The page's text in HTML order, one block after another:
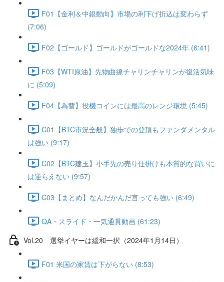
F01【金利＆中銀動向】市場の利下げ折込は変わらず
(7:06)
F02【ゴールド】ゴールドがゴールドな2024年 (6:41)
F03【WTI原油】先物曲線チャリンチャリンが復活気味
に (5:09)
F04【為替】投機コインには最高のレンジ環境 (5:45)
C01【BTC市況全般】独歩での登頂もファンダメンタル
は強い (9:17)
C02【BTC建玉】小手先の売り仕掛けも本質的な買いに
は逆らえない (9:57)
C03【まとめ】なんだかんだ言っても強い (6:49)
QA・スライド・一気通貫動画 (61:23)
Vol.20 選挙イヤーは緩和一択（2024年1月14日）
F01 米国の家賃は下がらない (8:53)